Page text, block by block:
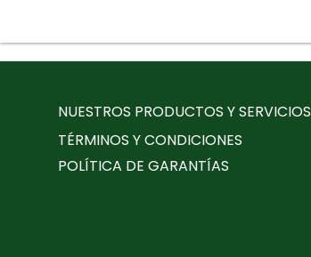
NUESTROS PRODUCTOS Y SERVICIOS
TÉRMINOS Y CONDICIONES
POLÍTICA DE GARANTÍAS